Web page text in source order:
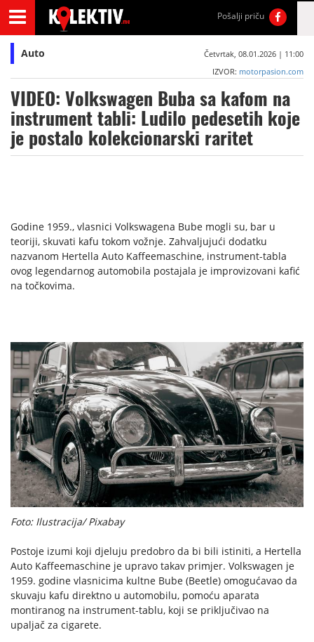
Pošalji priču
Auto
Četvrtak, 08.01.2026 | 11:00
IZVOR: motorpasion.com
VIDEO: Volkswagen Buba sa kafom na
instrument tabli: Ludilo pedesetih koje
je postalo kolekcionarski raritet
Godine 1959., vlasnici Volkswagena Bube mogli su, bar u
teoriji, skuvati kafu tokom vožnje. Zahvaljujući dodatku
nazvanom Hertella Auto Kaffeemaschine, instrument-tabla
ovog legendarnog automobila postajala je improvizovani kafić
na točkovima.
Foto: Ilustracija/ Pixabay
Postoje izumi koji djeluju predobro da bi bili istiniti, a Hertella
Auto Kaffeemaschine je upravo takav primjer. Volkswagen je
1959. godine vlasnicima kultne Bube (Beetle) omogućavao da
skuvaju kafu direktno u automobilu, pomoću aparata
montiranog na instrument-tablu, koji se priključivao na
upaljač za cigarete.